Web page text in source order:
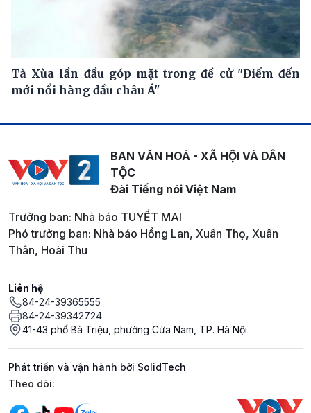
Tà Xùa lần đầu góp mặt trong đề cử "Điểm đến
mới nổi hàng đầu châu Á"
BAN VĂN HOÁ - XÃ HỘI VÀ DÂN
TỘC
Đài Tiếng nói Việt Nam
Trưởng ban: Nhà báo TUYẾT MAI
Phó trưởng ban: Nhà báo Hồng Lan, Xuân Thọ, Xuân
Thân, Hoài Thu
Liên hệ
84-24-39365555
84-24-39342724
41-43 phố Bà Triệu, phường Cửa Nam, TP. Hà Nội
Phát triển và vận hành bởi SolidTech
Mạng xã hội
Theo dõi: